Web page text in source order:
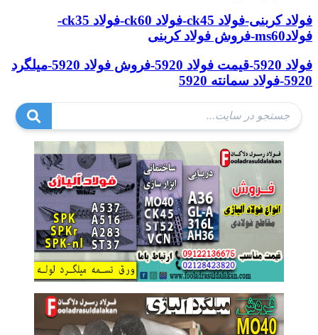
فولاد کربنی-فولاد ck45-فولاد ck60-فولاد ck35-
فولادms60-فروش فولاد کربنی
فولاد 5920-قیمت فولاد 5920-فروش فولاد 5920-میلگرد
5920-فولاد سمانته 5920